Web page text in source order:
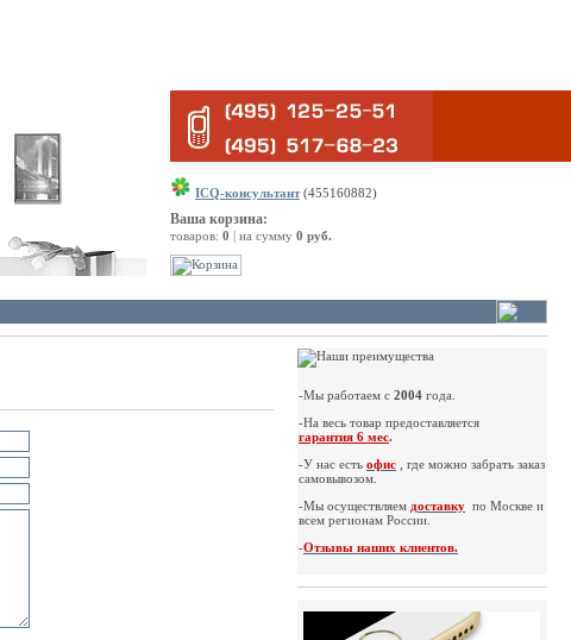
ICQ-консультант(455160882)
Ваша корзина:
товаров: 0 | на сумму 0 руб.
-Мы работаем с 2004 года.
-На весь товар предоставляется
гарантия 6 мес.
-У нас есть офис
, где можно забрать заказ
самовывозом.
-Мы осуществляем доставку по Москве и
всем регионам России.
-Отзывы наших клиентов.